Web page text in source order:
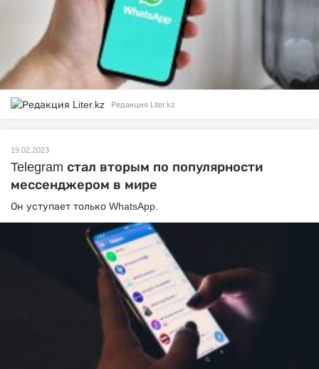
Редакция Liter.kz
19.02.2023
Telegram стал вторым по популярности
мессенджером в мире
Он уступает только WhatsApp.